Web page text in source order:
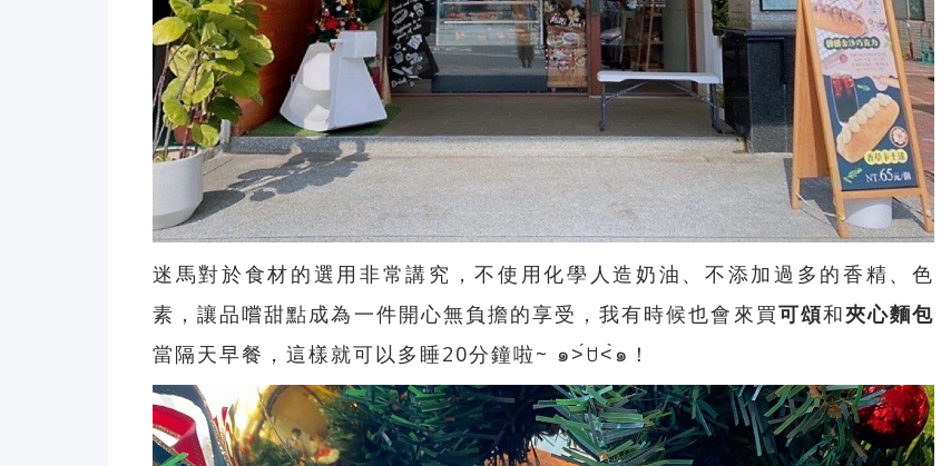
迷馬對於食材的選用非常講究，不使用化學人造奶油、不添加過多的香精、色
素，讓品嚐甜點成為一件開心無負擔的享受，我有時候也會來買可頌和夾心麵包
當隔天早餐，這樣就可以多睡20分鐘啦~ ๑˃́ꇴ˂̀๑！